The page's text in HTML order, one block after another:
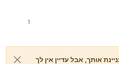
1
אותך, אבל עדיין אין לך